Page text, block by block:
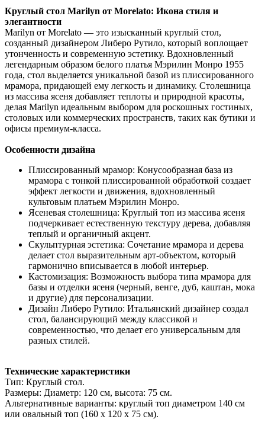
Круглый стол Marilyn от Morelato: Икона стиля и
элегантности
Marilyn от Morelato — это изысканный круглый стол,
созданный дизайнером Либеро Рутило, который воплощает
утонченность и современную эстетику. Вдохновленный
легендарным образом белого платья Мэрилин Монро 1955
года, стол выделяется уникальной базой из плиссированного
мрамора, придающей ему легкость и динамику. Столешница
из массива ясеня добавляет теплоты и природной красоты,
делая Marilyn идеальным выбором для роскошных гостиных,
столовых или коммерческих пространств, таких как бутики и
офисы премиум-класса.
Особенности дизайна
Плиссированный мрамор: Конусообразная база из
мрамора с тонкой плиссированной обработкой создает
эффект легкости и движения, вдохновленный
культовым платьем Мэрилин Монро.
Ясеневая столешница: Круглый топ из массива ясеня
подчеркивает естественную текстуру дерева, добавляя
теплый и органичный акцент.
Скульптурная эстетика: Сочетание мрамора и дерева
делает стол выразительным арт-объектом, который
гармонично вписывается в любой интерьер.
Кастомизация: Возможность выбора типа мрамора для
базы и отделки ясеня (черный, венге, дуб, каштан, мока
и другие) для персонализации.
Дизайн Либеро Рутило: Итальянский дизайнер создал
стол, балансирующий между классикой и
современностью, что делает его универсальным для
разных стилей.
Технические характеристики
Тип: Круглый стол.
Размеры: Диаметр: 120 см, высота: 75 см.
Альтернативные варианты: круглый топ диаметром 140 см
или овальный топ (160 x 120 x 75 см).